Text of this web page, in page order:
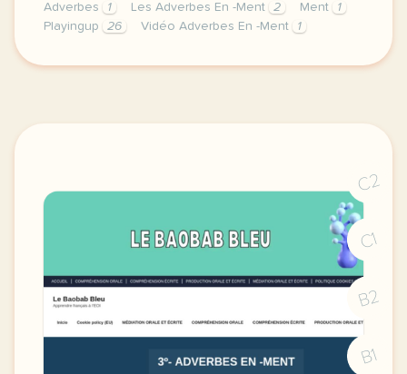
Adverbes
1 Les Adverbes En -Ment 2 Ment
1
Playingup
26 Vidéo Adverbes En -Ment 1
video player is loading current time 0 00 duration
C2
C1
B2
B1